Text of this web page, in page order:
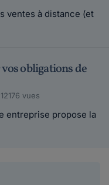
ventes à distance (et
obligations de
vues
entreprise propose la